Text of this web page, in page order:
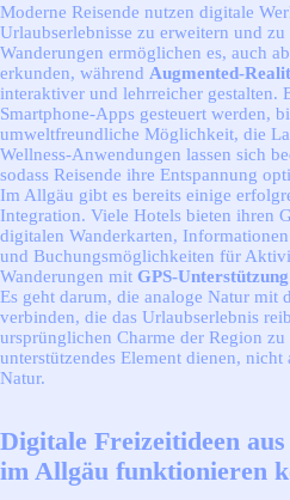
Moderne Reisende nutzen digitale
Urlaubserlebnisse zu erweitern und
Wanderungen ermöglichen es, auch
erkunden, während Augmented-
interaktiver und lehrreicher gestalten.
Smartphone-Apps gesteuert werden,
umweltfreundliche Möglichkeit, die
Wellness-Anwendungen lassen sich
sodass Reisende ihre Entspannung
Im Allgäu gibt es bereits einige
Integration. Viele Hotels bieten ihren
digitalen Wanderkarten,
und Buchungsmöglichkeiten für
Wanderungen mit GPS-Unterstützung
Es geht darum, die analoge Natur mit
verbinden, die das Urlaubserlebnis
ursprünglichen Charme der Region
unterstützendes Element dienen,
Natur.
Digitale Freizeitideen
im Allgäu funktionieren